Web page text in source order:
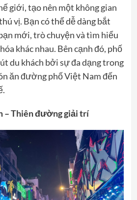
giới, tạo nên một không gian
vị. Bạn có thể dễ dàng bắt
mới, trò chuyện và tìm hiểu
khác nhau. Bên cạnh đó, phố
du khách bởi sự đa dạng trong
ăn đường phố Việt Nam đến
– Thiên đường giải trí